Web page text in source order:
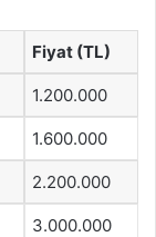
Fiyat (TL)
1.200.000
1.600.000
2.200.000
3.000.000